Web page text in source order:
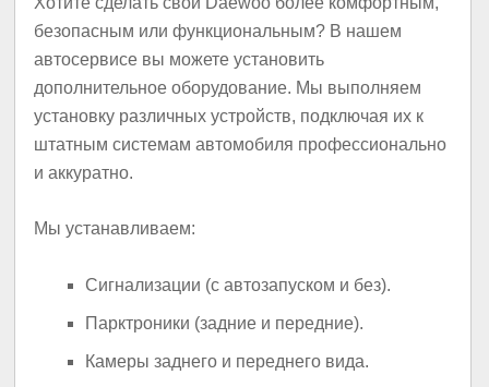
безопасным или функциональным? В нашем
автосервисе вы можете установить
дополнительное оборудование. Мы выполняем
установку различных устройств, подключая их к
штатным системам автомобиля профессионально
и аккуратно.
Мы устанавливаем:
Сигнализации (с автозапуском и без).
Парктроники (задние и передние).
Камеры заднего и переднего вида.